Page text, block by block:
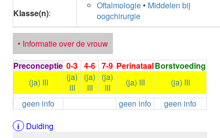
AGALSIDASE bèta
AGOMELATINE
ALBIGLUTIDE
ALBUTREPENONACOG ALFA
Stollingsfactor IX; Factor IX
ALCOHOL
ETHANOL
ALECTINIB
ALEMTUZUMAB
ALENDRONAAT/VIT D3
Klasse(n):
Oftalmologie • Middelen bij
oogchirurgie
• Informatie over de vrouw
Preconceptie 0-3 4-6 7-9 PerinataalBorstvoeding
(ja) III
(ja)
III
(ja)
III
(ja)
III
(ja) III
(ja) III
geen info
geen info
geen info
Duiding